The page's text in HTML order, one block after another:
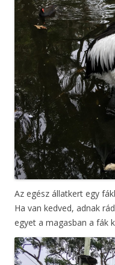
Az egész állatkert egy
Ha van kedved, adnak
egyet a magasban a fák